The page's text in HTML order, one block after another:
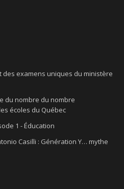
des examens uniques du ministère
du nombre du nombre
écoles du Québec
1 - Éducation
Casilli : Génération Y… mythe